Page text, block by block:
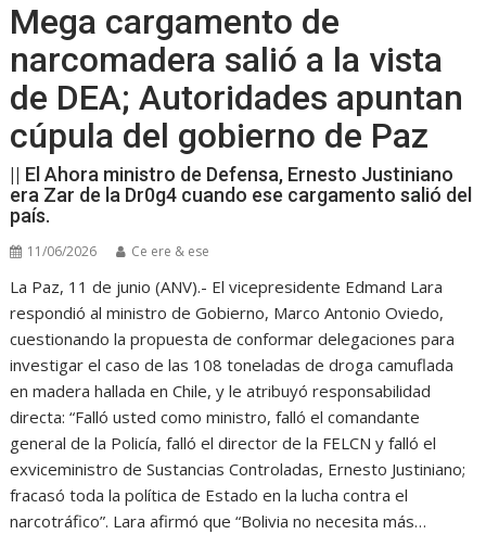
Mega cargamento de
narcomadera salió a la vista
de DEA; Autoridades apuntan
cúpula del gobierno de Paz
|| El Ahora ministro de Defensa, Ernesto Justiniano
era Zar de la Dr0g4 cuando ese cargamento salió del
país.
11/06/2026 Ce ere & ese
La Paz, 11 de junio (ANV).- El vicepresidente Edmand Lara
respondió al ministro de Gobierno, Marco Antonio Oviedo,
cuestionando la propuesta de conformar delegaciones para
investigar el caso de las 108 toneladas de droga camuflada
en madera hallada en Chile, y le atribuyó responsabilidad
directa: “Falló usted como ministro, falló el comandante
general de la Policía, falló el director de la FELCN y falló el
exviceministro de Sustancias Controladas, Ernesto Justiniano;
fracasó toda la política de Estado en la lucha contra el
narcotráfico”. Lara afirmó que “Bolivia no necesita más…